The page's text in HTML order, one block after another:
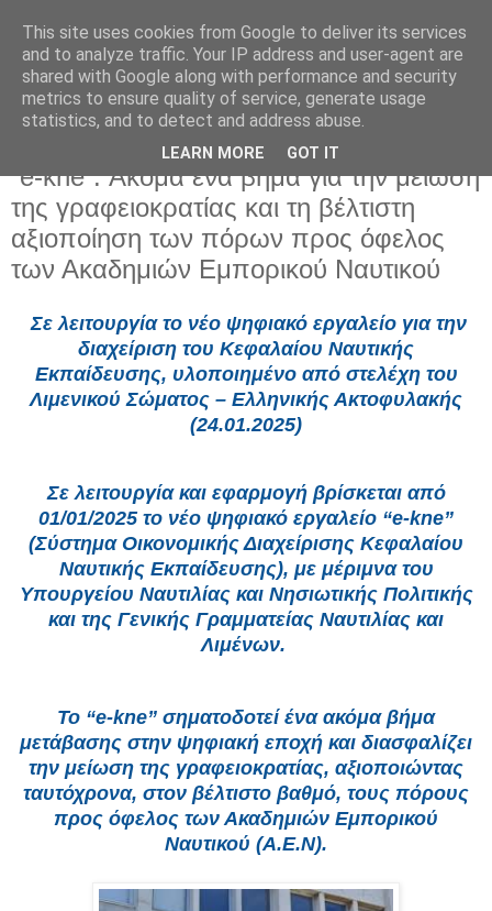
Παρασκευή 24 Ιανουαρίου 2025
“e-kne”: Ακόμα ένα βήμα για την μείωση
της γραφειοκρατίας και τη βέλτιστη
αξιοποίηση των πόρων προς όφελος
των Ακαδημιών Εμπορικού Ναυτικού
Σε λειτουργία το νέο ψηφιακό εργαλείο για την
διαχείριση του Κεφαλαίου Ναυτικής
Εκπαίδευσης, υλοποιημένο από στελέχη του
Λιμενικού Σώματος – Ελληνικής Ακτοφυλακής
(24.01.2025)
Σε λειτουργία και εφαρμογή βρίσκεται από
01/01/2025 το νέο ψηφιακό εργαλείο “e-kne”
(Σύστημα Οικονομικής Διαχείρισης Κεφαλαίου
Ναυτικής Εκπαίδευσης), με μέριμνα του
Υπουργείου Ναυτιλίας και Νησιωτικής Πολιτικής
και της Γενικής Γραμματείας Ναυτιλίας και
Λιμένων.
Το “e-kne” σηματοδοτεί ένα ακόμα βήμα
μετάβασης στην ψηφιακή εποχή και διασφαλίζει
την μείωση της γραφειοκρατίας, αξιοποιώντας
ταυτόχρονα, στον βέλτιστο βαθμό, τους πόρους
προς όφελος των Ακαδημιών Εμπορικού
Ναυτικού (Α.Ε.Ν).
This site uses cookies from Google to deliver its services
and to analyze traffic. Your IP address and user-agent are
shared with Google along with performance and security
metrics to ensure quality of service, generate usage
statistics, and to detect and address abuse.
LEARN MORE GOT IT